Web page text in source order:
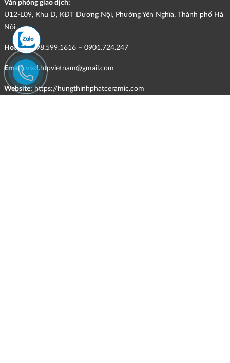
Văn phòng giao dịch:
U12-L09, Khu D, KĐT Dương Nội, Phường Yên Nghĩa, Thành phố Hà
Nội.
Hotline:098.599.1616 – 0901.724.247
Email: vlxd.htpvietnam@gmail.com
Website: https://hungthinhphatceramic.com